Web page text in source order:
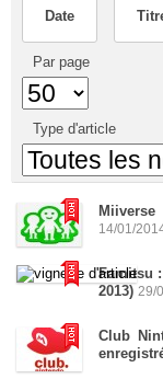
Date
Par page
Type d'article
14/01/
Famitsu
2013) 29/
Club